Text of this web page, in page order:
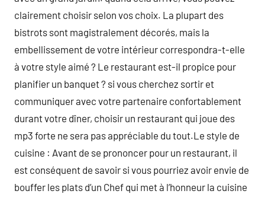
clairement choisir selon vos choix. La plupart des
bistrots sont magistralement décorés, mais la
embellissement de votre intérieur correspondra-t-elle
à votre style aimé ? Le restaurant est-il propice pour
planifier un banquet ? si vous cherchez sortir et
communiquer avec votre partenaire confortablement
durant votre dîner, choisir un restaurant qui joue des
mp3 forte ne sera pas appréciable du tout.Le style de
cuisine : Avant de se prononcer pour un restaurant, il
est conséquent de savoir si vous pourriez avoir envie de
bouffer les plats d’un Chef qui met à l’honneur la cuisine